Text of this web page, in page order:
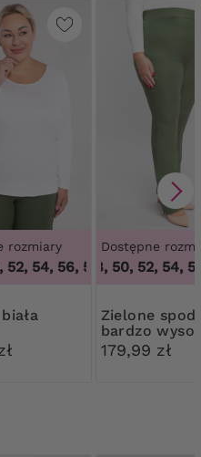
54, 56/58, 60/62
rozmiary
54, 56, 58, 60, 62, 64,
Dostępne
46, 48, 50, 52, 54,
Zielone spodnie
bardzo
stan
179,99 zł